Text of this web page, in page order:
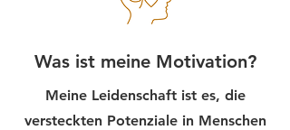
Was ist meine Motivation?
Meine Leidenschaft ist es, die
versteckten Potenziale in Menschen